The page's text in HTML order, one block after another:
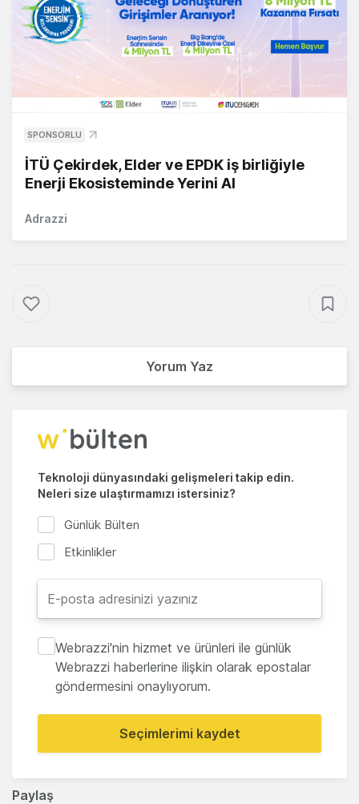
Paylaş
SPONSORLU
İTÜ Çekirdek, Elder ve EPDK iş birliğiyle
Enerji Ekosisteminde Yerini Al
Adrazzi
Yorum Yaz
Teknoloji dünyasındaki gelişmeleri takip edin.
Neleri size ulaştırmamızı istersiniz?
Günlük Bülten
Etkinlikler
Webrazzi'nin hizmet ve ürünleri ile günlük
Webrazzi haberlerine ilişkin olarak epostalar
göndermesini onaylıyorum.
Seçimlerimi kaydet